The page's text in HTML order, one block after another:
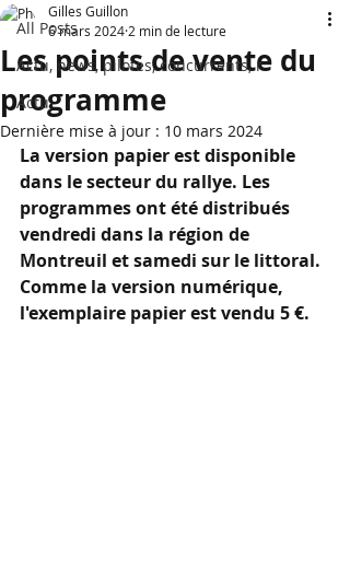
All Posts
Actu, news, pilotes, concurrents, r
Actu
Les points de vente du
programme
Gilles Guillon
6 mars 2024 2 min de lecture
Dernière mise à jour : 10 mars 2024
La version papier est disponible
dans le secteur du rallye. Les
programmes ont été distribués
vendredi dans la région de
Montreuil et samedi sur le littoral.
Comme la version numérique,
l'exemplaire papier est vendu 5 €.